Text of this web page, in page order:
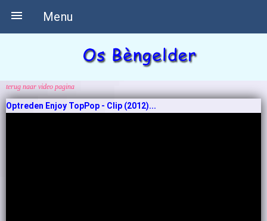
Menu

terug naar video pagina
Optreden Enjoy TopPop - Clip (2012)...